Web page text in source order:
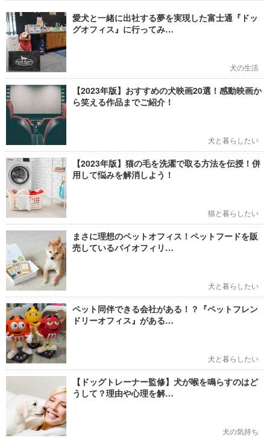
愛犬と一緒に出社する夢を実現した富士通『ドッ
グオフィス』に行ってみ…
犬の生活
【2023年版】おすすめの犬映画20選！感動映画か
ら笑える作品までご紹介！
犬と暮らしたい
【2023年版】猫の毛を洗濯で取る方法を伝授！併
用して悩みを解消しよう！
猫と暮らしたい
まさに理想のペットオフィス！ペットフードを販
売しているバイオフィリ…
犬と暮らしたい
ペット同伴できる会社がある！？『ペットフレン
ドリーオフィス』がある…
犬と暮らしたい
【ドッグトレーナー監修】犬が喉を鳴らすのはど
うして？理由や心理を解…
犬の気持ち